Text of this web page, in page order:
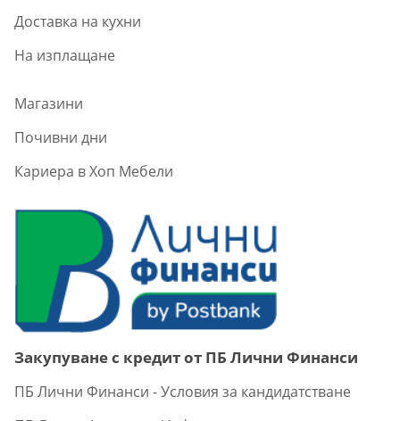
Доставка на кухни
На изплащане
Магазини
Почивни дни
Кариера в Хоп Мебели
Закупуване с кредит от ПБ Лични Финанси
ПБ Лични Финанси - Условия за кандидатстване